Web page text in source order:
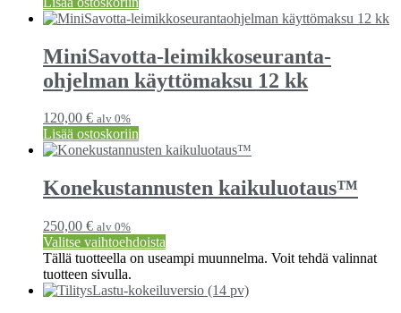
MiniSavotta-leimikko­seuranta­
ohjelman käyttömaksu 12 kk
120,00 € alv 0%
Lisää ostoskoriin
Konekustannusten kaikuluotaus™
250,00 € alv 0%
Valitse vaihtoehdoista
Tällä tuotteella on useampi muunnelma. Voit tehdä valinnat
tuotteen sivulla.